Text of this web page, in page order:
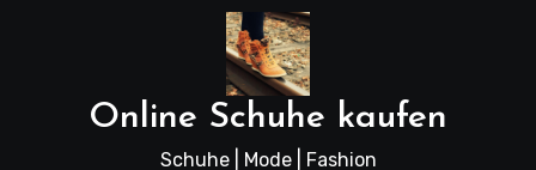
Online Schuhe kaufen
Schuhe | Mode | Fashion